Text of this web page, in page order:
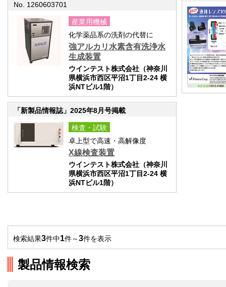
No. 1260603701
産業用機械
化学薬品系の洗剤の代替に
強アルカリ水素含有洗浄水
生成装置
ウインテスト株式会社（神奈川
県横浜市西区平沼1丁目2-24 横
浜NTビル1階）
「新製品情報誌」2025年8月号掲載
検査・試験
卓上型で高速・高解像度
X線検査装置
ウインテスト株式会社（神奈川
県横浜市西区平沼1丁目2-24 横
浜NTビル1階）
検索結果3件中1件～3件を表示
製品情報検索